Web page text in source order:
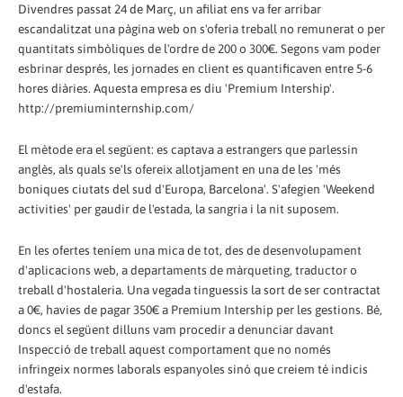
Divendres passat 24 de Març, un afiliat ens va fer arribar
escandalitzat una pàgina web on s'oferia treball no remunerat o per
quantitats simbòliques de l'ordre de 200 o 300€. Segons vam poder
esbrinar després, les jornades en client es quantificaven entre 5-6
hores diàries. Aquesta empresa es diu 'Premium Intership'.
http://premiuminternship.com/
El mètode era el següent: es captava a estrangers que parlessin
anglès, als quals se'ls ofereix allotjament en una de les 'més
boniques ciutats del sud d'Europa, Barcelona'. S'afegien 'Weekend
activities' per gaudir de l'estada, la sangria i la nit suposem.
En les ofertes teníem una mica de tot, des de desenvolupament
d'aplicacions web, a departaments de màrqueting, traductor o
treball d'hostaleria. Una vegada tinguessis la sort de ser contractat
a 0€, havies de pagar 350€ a Premium Intership per les gestions. Bé,
doncs el següent dilluns vam procedir a denunciar davant
Inspecció de treball aquest comportament que no només
infringeix normes laborals espanyoles sinó que creiem té indicis
d'estafa.